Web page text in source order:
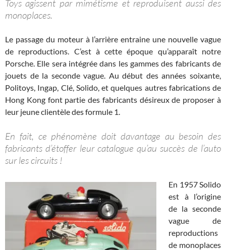
Toys agissent par mimétisme et reproduisent aussi des
monoplaces.
Le passage du moteur à l’arrière entraine une nouvelle vague
de reproductions. C’est à cette époque qu’apparaît notre
Porsche. Elle sera intégrée dans les gammes des fabricants de
jouets de la seconde vague. Au début des années soixante,
Politoys, Ingap, Clé, Solido, et quelques autres fabrications de
Hong Kong font partie des fabricants désireux de proposer à
leur jeune clientèle des formule 1.
En fait, ce phénomène doit davantage au besoin des
fabricants d’étoffer leur catalogue qu’au succès de l’auto
sur les circuits !
En 1957 Solido
est à l’origine
de la seconde
vague de
reproductions
de monoplaces